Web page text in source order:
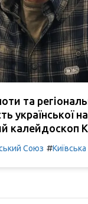
та
української
калейдоскоп
Союз #Київська